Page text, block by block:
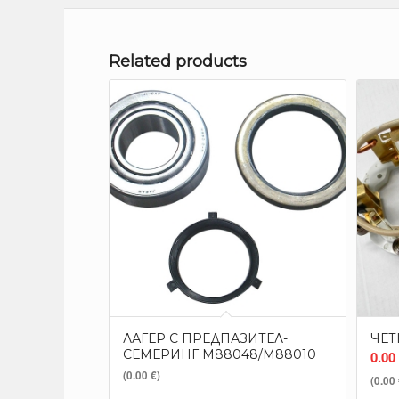
Related products
ЛАГЕР С ПРЕДПАЗИТЕЛ-
СЕМЕРИНГ M88048/M88010
(0.00 €)
0.00
(0.00